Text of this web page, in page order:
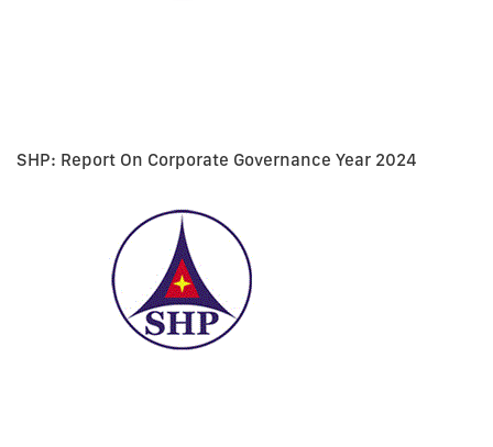
SHP: Report On Corporate Governance Year 2024